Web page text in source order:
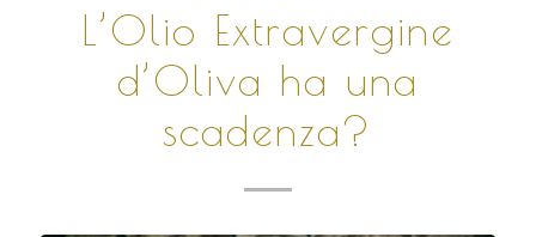
L’Olio Extravergine
d’Oliva ha una
scadenza?